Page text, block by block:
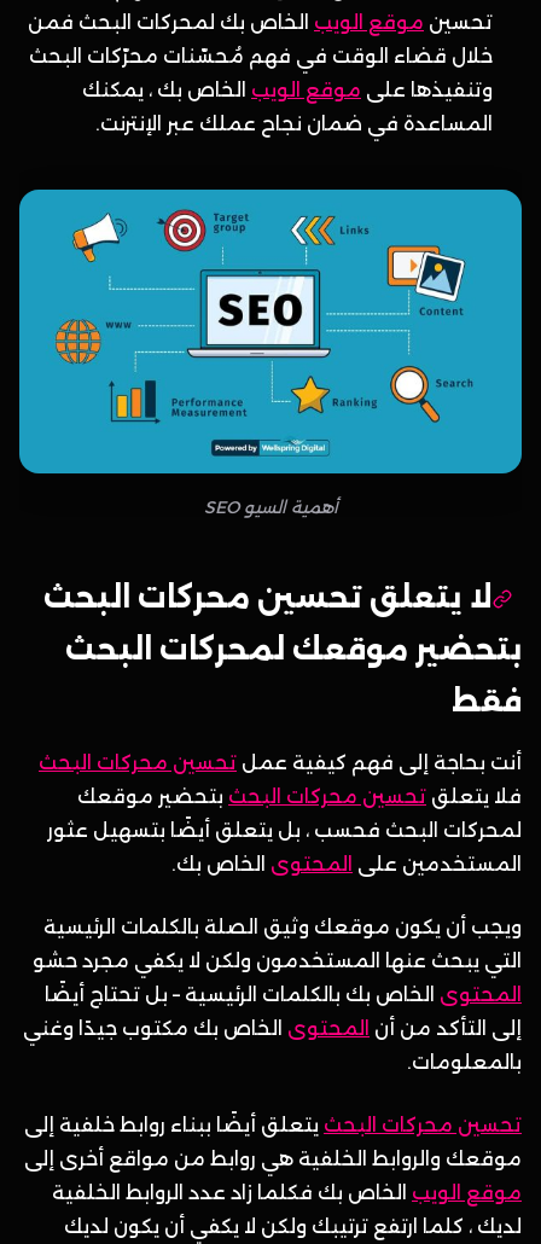
تحسين موقع الويب الخاص بك لمحركات البحث فمن
خلال قضاء الوقت في فهم مُحسّنات محرّكات البحث
وتنفيذها على موقع الويب الخاص بك ، يمكنك
المساعدة في ضمان نجاح عملك عبر الإنترنت.
أهمية السيو SEO
لا يتعلق تحسين محركات البحث
بتحضير موقعك لمحركات البحث
فقط
أنت بحاجة إلى فهم كيفية عمل تحسين محركات البحث
فلا يتعلق تحسين محركات البحث بتحضير موقعك
لمحركات البحث فحسب ، بل يتعلق أيضًا بتسهيل عثور
المستخدمين على المحتوى الخاص بك.
ويجب أن يكون موقعك وثيق الصلة بالكلمات الرئيسية
التي يبحث عنها المستخدمون ولكن لا يكفي مجرد حشو
المحتوى الخاص بك بالكلمات الرئيسية – بل تحتاج أيضًا
إلى التأكد من أن المحتوى الخاص بك مكتوب جيدًا وغني
بالمعلومات.
تحسين محركات البحث يتعلق أيضًا ببناء روابط خلفية إلى
موقعك والروابط الخلفية هي روابط من مواقع أخرى إلى
موقع الويب الخاص بك فكلما زاد عدد الروابط الخلفية
لديك ، كلما ارتفع ترتيبك ولكن لا يكفي أن يكون لديك